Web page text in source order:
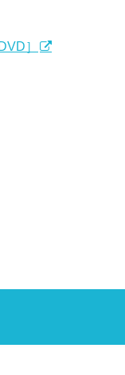
］